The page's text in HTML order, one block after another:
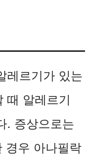
레르기가 있는
때 알레르기
. 증상으로는
경우 아나필락